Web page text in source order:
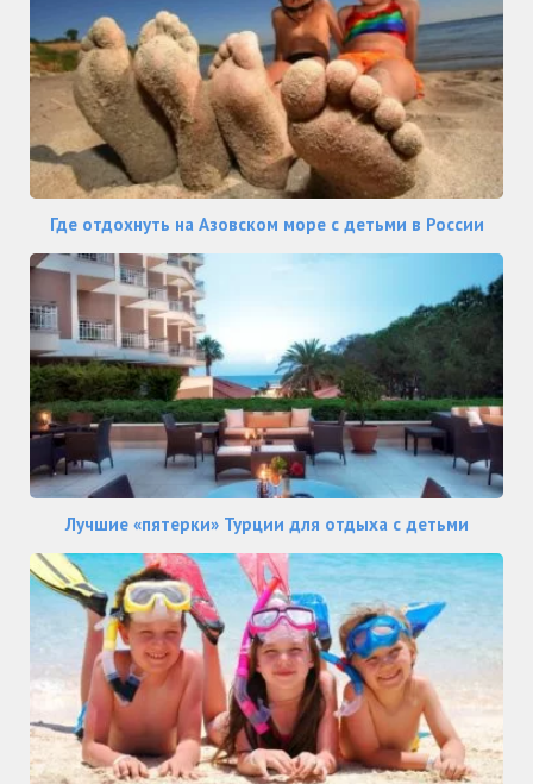
Где отдохнуть на Азовском море с детьми в России
Лучшие «пятерки» Турции для отдыха с детьми